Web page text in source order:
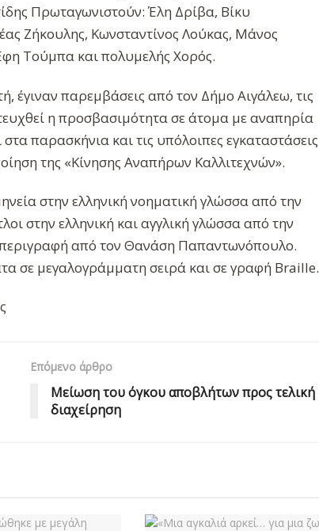
Πρωταγωνιστούν: Έλη Δρίβα, Βίκυ
Ζήκουλης, Κωνσταντίνος Λούκας, Μάνος
Τούμπα και πολυμελής Χορός.
έγιναν παρεμβάσεις από τον Δήμο Αιγάλεω, τις
η προσβασιμότητα σε άτομα με αναπηρία
παρασκήνια και τις υπόλοιπες εγκαταστάσεις
της «Κίνησης Αναπήρων Καλλιτεχνών».
στην ελληνική νοηματική γλώσσα από την
στην ελληνική και αγγλική γλώσσα από την
από τον Θανάση Παπαντωνόπουλο.
σε μεγαλογράμματη σειρά και σε γραφή Braille.
Επόμενο άρθρο
Μείωση του όγκου αποβλήτων προς τελική
διαχείρηση